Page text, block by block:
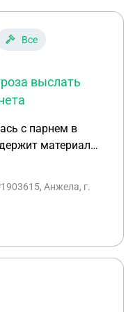
Все
выслать
с парнем в
материал
в нижнем белье.
фотки и
чтобы я
он выложит все
дней. Я его боюсь. И
Он хочет меня
купить новую Сим
Анжела, г.